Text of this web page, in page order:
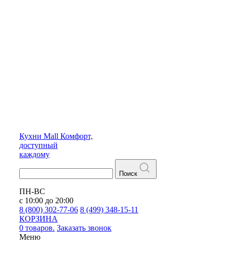
Кухни Mall Комфорт,
доступный
каждому
Поиск
ПН-ВС
с 10:00 до 20:00
8 (800) 302-77-06 8 (499) 348-15-11
КОРЗИНА
0 товаров. Заказать звонок
Меню